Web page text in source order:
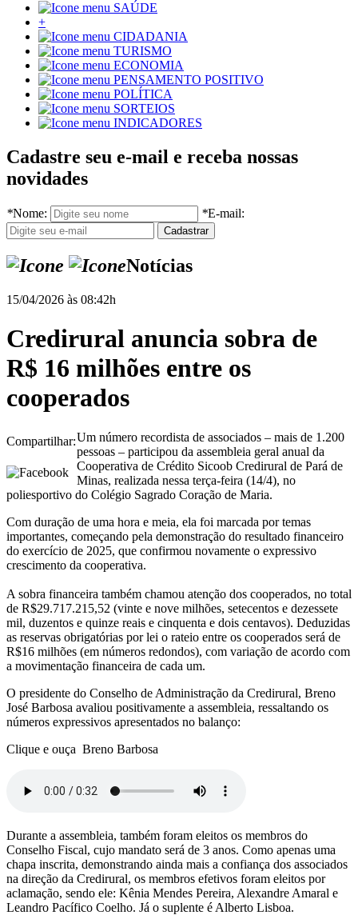
SAÚDE
+
CIDADANIA
TURISMO
ECONOMIA
PENSAMENTO POSITIVO
POLÍTICA
SORTEIOS
INDICADORES
Cadastre seu e-mail e receba nossas
novidades
*Nome: *E-mail:
Notícias
15/04/2026 às 08:42h
Credirural anuncia sobra de
R$ 16 milhões entre os
cooperados
Compartilhar:Um número recordista de associados – mais de 1.200
pessoas – participou da assembleia geral anual da
Cooperativa de Crédito Sicoob Credirural de Pará de
Minas, realizada nessa terça-feira (14/4), no
poliesportivo do Colégio Sagrado Coração de Maria.
Com duração de uma hora e meia, ela foi marcada por temas
importantes, começando pela demonstração do resultado financeiro
do exercício de 2025, que confirmou novamente o expressivo
crescimento da cooperativa.
A sobra financeira também chamou atenção dos cooperados, no total
de R$29.717.215,52 (vinte e nove milhões, setecentos e dezessete
mil, duzentos e quinze reais e cinquenta e dois centavos). Deduzidas
as reservas obrigatórias por lei o rateio entre os cooperados será de
R$16 milhões (em números redondos), com variação de acordo com
a movimentação financeira de cada um.
O presidente do Conselho de Administração da Credirural, Breno
José Barbosa avaliou positivamente a assembleia, ressaltando os
números expressivos apresentados no balanço:
Clique e ouça Breno Barbosa
Durante a assembleia, também foram eleitos os membros do
Conselho Fiscal, cujo mandato será de 3 anos. Como apenas uma
chapa inscrita, demonstrando ainda mais a confiança dos associados
na direção da Credirural, os membros efetivos foram eleitos por
aclamação, sendo ele: Kênia Mendes Pereira, Alexandre Amaral e
Leandro Pacífico Coelho. Já o suplente é Alberto Lisboa.